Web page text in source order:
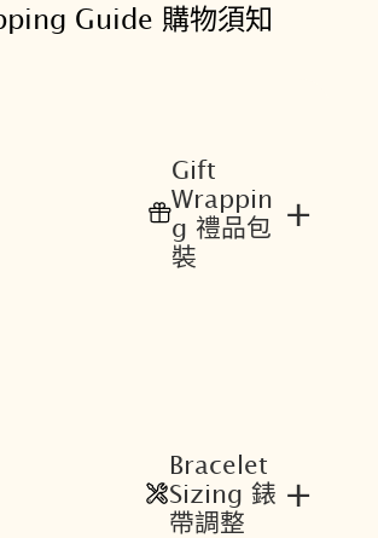
Guide 購物須知
Gift
Wrappin
g 禮品包
裝
+
Bracelet
Sizing 錶
帶調整
+